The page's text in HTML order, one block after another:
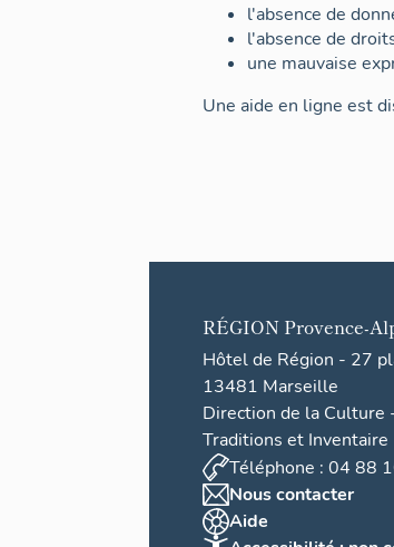
l'absence de
l'absence de
une mauvaise
Une aide en ligne est
RÉGION Provence-
Hôtel de Région - 27
13481 Marseille
Direction de la Culture
Traditions et Inventaire
Téléphone : 04 88
Nous contacter
Aide